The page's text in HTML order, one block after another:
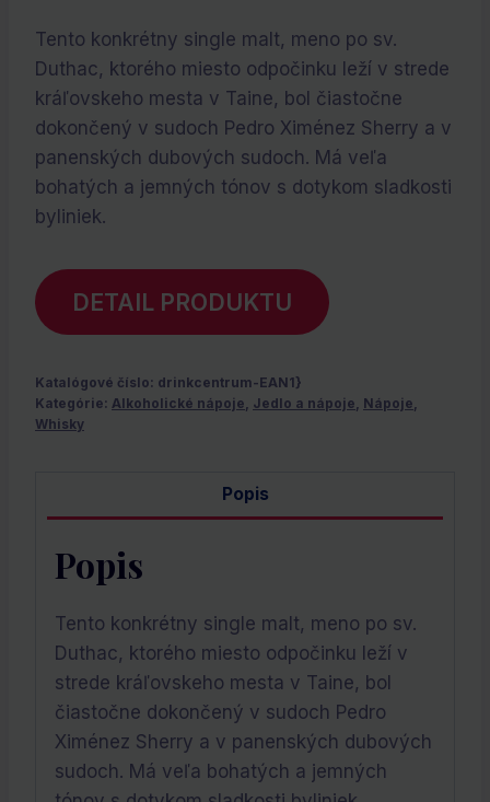
Tento konkrétny single malt, meno po sv.
Duthac, ktorého miesto odpočinku leží v strede
kráľovskeho mesta v Taine, bol čiastočne
dokončený v sudoch Pedro Ximénez Sherry a v
panenských dubových sudoch. Má veľa
bohatých a jemných tónov s dotykom sladkosti
byliniek.
DETAIL PRODUKTU
Katalógové číslo: drinkcentrum-EAN1}
Kategórie: Alkoholické nápoje, Jedlo a nápoje, Nápoje,
Whisky
Popis
Popis
Tento konkrétny single malt, meno po sv.
Duthac, ktorého miesto odpočinku leží v
strede kráľovskeho mesta v Taine, bol
čiastočne dokončený v sudoch Pedro
Ximénez Sherry a v panenských dubových
sudoch. Má veľa bohatých a jemných